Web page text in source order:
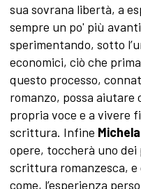
sua sovrana libertà, a
sempre un po' più
sperimentando, sotto
economici, ciò che
questo processo,
romanzo, possa aiutare
propria voce e a vivere
scrittura. Infine
opere, toccherà uno
scrittura romanzesca, e
come, l’esperienza